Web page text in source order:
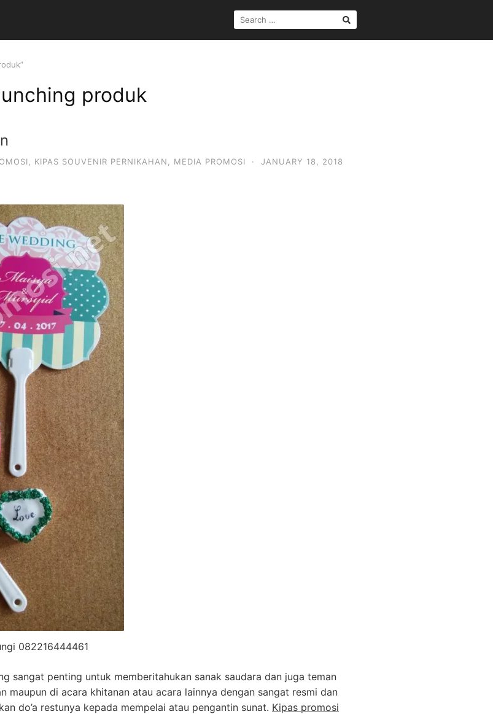
SEARCH
FOR:
produk
KIPAS SOUVENIR PERNIKAHAN MEDIA PROMOSI · JANUARY 18, 2018
082216444461
sangat penting untuk memberitahukan sanak saudara dan juga teman
maupun di acara khitanan atau acara lainnya dengan sangat resmi dan
do’a restunya kepada mempelai atau pengantin sunat. Kipas promosi